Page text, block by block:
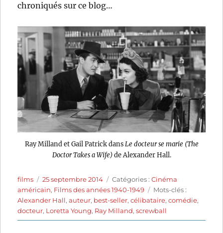
chroniqués sur ce blog…
Ray Milland et Gail Patrick dans Le docteur se marie (The
Doctor Takes a Wife)de Alexander Hall.
Auteur
films
Publié
le
25 septembre 2014 Catégories
Catégories :Cinéma
américain, Films des années 1940-1949 Étiquettes
Mots-clés :
Alexander Hall,auteur, best-seller,célibataire,comédie,
docteur, Loretta Young, Ray Milland,screwball